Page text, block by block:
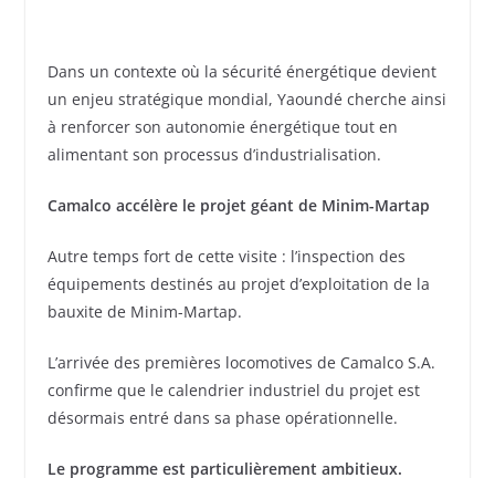
Dans un contexte où la sécurité énergétique devient
un enjeu stratégique mondial, Yaoundé cherche ainsi
à renforcer son autonomie énergétique tout en
alimentant son processus d’industrialisation.
Camalco accélère le projet géant de Minim-Martap
Autre temps fort de cette visite : l’inspection des
équipements destinés au projet d’exploitation de la
bauxite de Minim-Martap.
L’arrivée des premières locomotives de Camalco S.A.
confirme que le calendrier industriel du projet est
désormais entré dans sa phase opérationnelle.
Le programme est particulièrement ambitieux.